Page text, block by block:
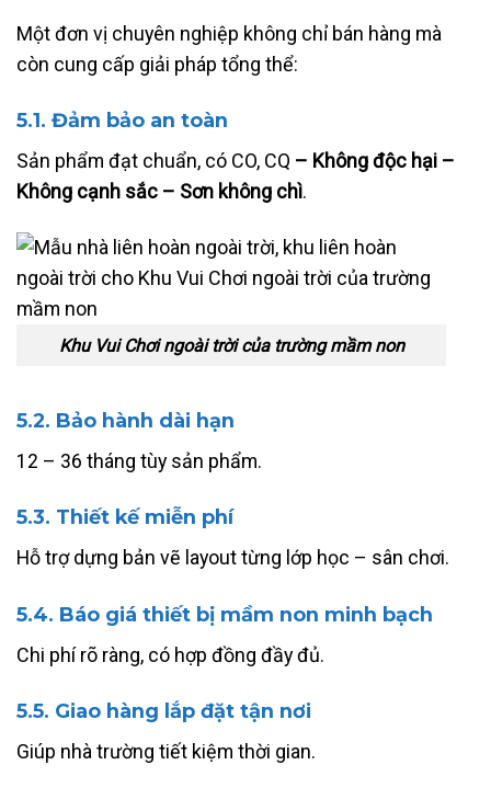
Một đơn vị chuyên nghiệp không chỉ bán hàng mà
còn cung cấp giải pháp tổng thể:
5.1. Đảm bảo an toàn
Sản phẩm đạt chuẩn, có CO, CQ – Không độc hại –
Không cạnh sắc – Sơn không chì.
Khu Vui Chơi ngoài trời của trường mầm non
5.2. Bảo hành dài hạn
12 – 36 tháng tùy sản phẩm.
5.3. Thiết kế miễn phí
Hỗ trợ dựng bản vẽ layout từng lớp học – sân chơi.
5.4. Báo giá thiết bị mầm non minh bạch
Chi phí rõ ràng, có hợp đồng đầy đủ.
5.5. Giao hàng lắp đặt tận nơi
Giúp nhà trường tiết kiệm thời gian.